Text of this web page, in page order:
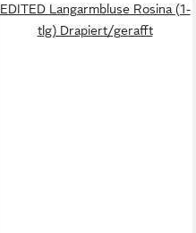
EDITED Langarmbluse Rosina (1-
tlg) Drapiert/gerafft